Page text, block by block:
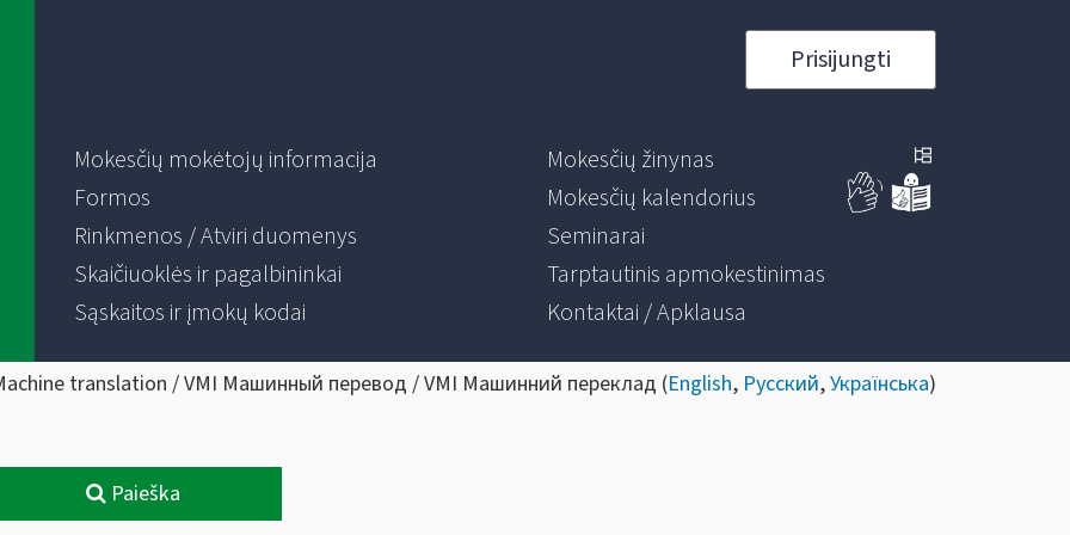
Prisijungti
Mokesčių mokėtojų informacija
Formos
Rinkmenos / Atviri duomenys
Skaičiuoklės ir pagalbininkai
Sąskaitos ir įmokų kodai
Mokesčių žinynas
Mokesčių kalendorius
Seminarai
Tarptautinis apmokestinimas
Kontaktai / Apklausa
translation / VMI Машинный перевод / VMI Машинний переклад (English, Русский,Українська)
Paieška